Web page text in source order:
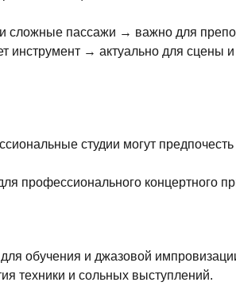
сложные пассажи → важно для
инструмент → актуально для сцены
студии могут
профессионального концертного
обучения и джазовой
техники и сольных выступлений.